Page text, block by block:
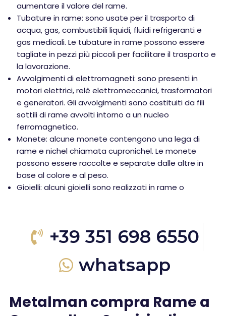
aumentare il valore del rame.
Tubature in rame: sono usate per il trasporto di
acqua, gas, combustibili liquidi, fluidi refrigeranti e
gas medicali. Le tubature in rame possono essere
tagliate in pezzi più piccoli per facilitare il trasporto e
la lavorazione.
Avvolgimenti di elettromagneti: sono presenti in
motori elettrici, relè elettromeccanici, trasformatori
e generatori. Gli avvolgimenti sono costituiti da fili
sottili di rame avvolti intorno a un nucleo
ferromagnetico.
Monete: alcune monete contengono una lega di
rame e nichel chiamata cupronichel. Le monete
possono essere raccolte e separate dalle altre in
base al colore e al peso.
Gioielli: alcuni gioielli sono realizzati in rame o
+39 351 698 6550
whatsapp
Metalman compra Rame a